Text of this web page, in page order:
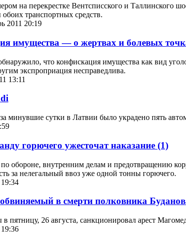
на перекрестке Вентсписского и Таллинского
транспортных средств.
2011 20:19
имущества — о жертвах и болевых
что конфискация имущества как вид
экспроприация несправедлива.
13:11
минувшие сутки в Латвии было украдено пять
горючего ужесточат наказание (1)
обороне, внутренним делам и предотвращению
за нелегальный ввоз уже одной тонны горючего.
в смерти полковника
пятницу, 26 августа, санкционировал арест